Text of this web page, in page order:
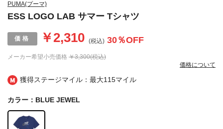
獲得ステージマイル：最大115マイル
PUMA(プーマ)
ESS LOGO LAB サマー Tシャツ
メーカー希望小売価格 ￥3,300(税込)
￥2,310 (税込) 30％OFF
価格について
カラー：BLUE JEWEL